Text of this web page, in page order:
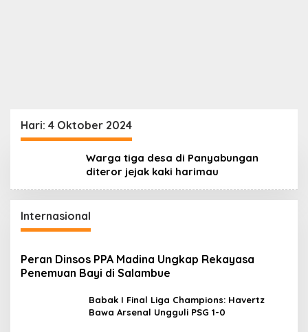
Hari: 4 Oktober 2024
Warga tiga desa di Panyabungan
diteror jejak kaki harimau
Internasional
Peran Dinsos PPA Madina Ungkap Rekayasa
Penemuan Bayi di Salambue
Babak I Final Liga Champions: Havertz
Bawa Arsenal Ungguli PSG 1-0